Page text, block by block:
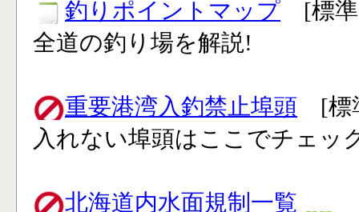
釣りポイントマップ [標
全道の釣り場を解説!
重要港湾入釣禁止埠頭 [標
入れない埠頭はここでチェッ
北海道内水面規制一覧